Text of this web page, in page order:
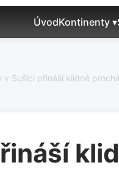
ÚvodKontinenty ▾
v Sušici přináší klidné